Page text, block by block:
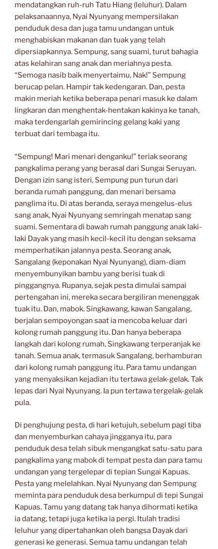
mendatangkan ruh-ruh Tatu Hiang (leluhur). Dalam
pelaksanaannya, Nyai Nyunyang mempersilakan
penduduk desa dan juga tamu undangan untuk
menghabiskan makanan dan tuak yang telah
dipersiapkannya. Sempung, sang suami, turut bahagia
atas kelahiran sang anak dan meriahnya pesta.
“Semoga nasib baik menyertaimu, Nak!” Sempung
berucap pelan. Hampir tak kedengaran. Dan, pesta
makin meriah ketika beberapa penari masuk ke dalam
lingkaran dan menghentak-hentakan kakinya ke tanah,
maka terdengarlah gemirincing gelang kaki yang
terbuat dari tembaga itu.
“Sempung! Mari menari denganku!” teriak seorang
pangkalima perang yang berasal dari Sungai Seruyan.
Dengan izin sang isteri, Sempung pun turun dari
beranda rumah panggung, dan menari bersama
panglima itu. Di atas beranda, seraya mengelus-elus
sang anak, Nyai Nyunyang semringah menatap sang
suami. Sementara di bawah rumah panggung anak laki-
laki Dayak yang masih kecil-kecil itu dengan seksama
memperhatikan jalannya pesta. Seorang anak,
Sangalang (keponakan Nyai Nyunyang), diam-diam
menyembunyikan bambu yang berisi tuak di
pinggangnya. Rupanya, sejak pesta dimulai sampai
pertengahan ini, mereka secara bergiliran menenggak
tuak itu. Dan, mabok. Singkawang, kawan Sangalang,
berjalan sempoyongan saat ia mencoba keluar dari
kolong rumah panggung itu. Dan hanya beberapa
langkah dari kolong rumah, Singkawang terperanjak ke
tanah. Semua anak, termasuk Sangalang, berhamburan
dari kolong rumah panggung itu. Para tamu undangan
yang menyaksikan kejadian itu tertawa gelak-gelak. Tak
lepas dari Nyai Nyunyang. Ia pun tertawa tergelak-gelak
pula.
Di penghujung pesta, di hari ketujuh, sebelum pagi tiba
dan menyemburkan cahaya jingganya itu, para
penduduk desa telah sibuk mengangkat satu-satu para
pangkalima yang mabok di tempat pesta dan para tamu
undangan yang tergelepar di tepian Sungai Kapuas.
Pesta yang melelahkan. Nyai Nyunyang dan Sempung
meminta para penduduk desa berkumpul di tepi Sungai
Kapuas. Tamu yang datang tak hanya dihormati ketika
ia datang, tetapi juga ketika ia pergi. Itulah tradisi
leluhur yang dipertahankan oleh bangsa Dayak dari
generasi ke generasi. Semua tamu undangan telah